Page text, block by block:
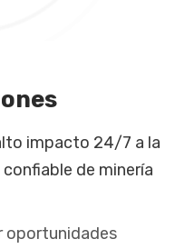
impacto 24/7 a la
de minería
oportunidades